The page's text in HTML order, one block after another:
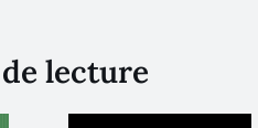
lecture